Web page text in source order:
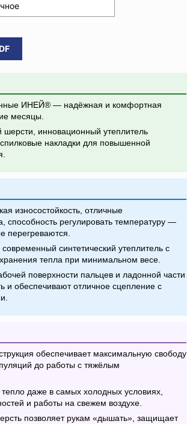
ИНЕЙ® — надёжная и комфортная
месяцы.
шерсти, инновационный утеплитель
накладки для повышенной
износостойкость, отличные
способность регулировать температуру —
перегреваются.
современный синтетический утеплитель с
тепла при минимальном весе.
поверхности пальцев и ладонной части
и обеспечивают отличное сцепление с
обеспечивает максимальную свободу
до работы с тяжёлым
даже в самых холодных условиях,
и работы на свежем воздухе.
позволяет рукам «дышать», защищает